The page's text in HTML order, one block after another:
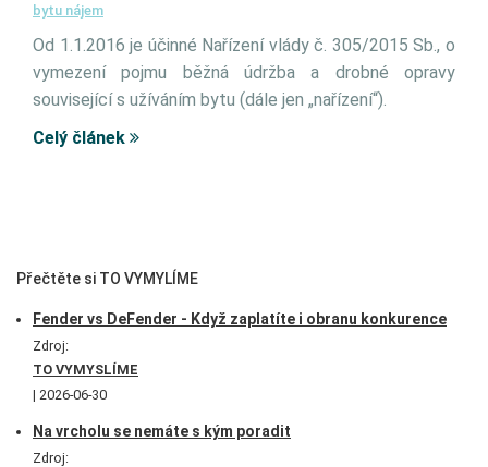
bytu nájem
Od 1.1.2016 je účinné Nařízení vlády č. 305/2015 Sb., o
vymezení pojmu běžná údržba a drobné opravy
související s užíváním bytu (dále jen „nařízení“).
Celý článek
Přečtěte si TO VYMYLÍME
Fender vs DeFender - Když zaplatíte i obranu konkurence
Zdroj:
TO VYMYSLÍME
2026-06-30
Na vrcholu se nemáte s kým poradit
Zdroj: